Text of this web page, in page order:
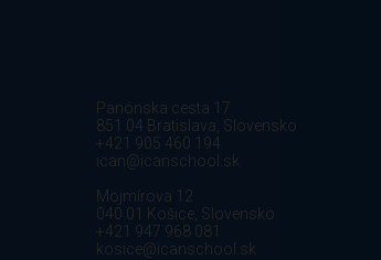
Panónska cesta 17
851 04 Bratislava, Slovensko
+421 905 460 194
ican@icanschool.sk
Mojmírova 12
040 01 Košice, Slovensko
+421 947 968 081
kosice@icanschool.sk